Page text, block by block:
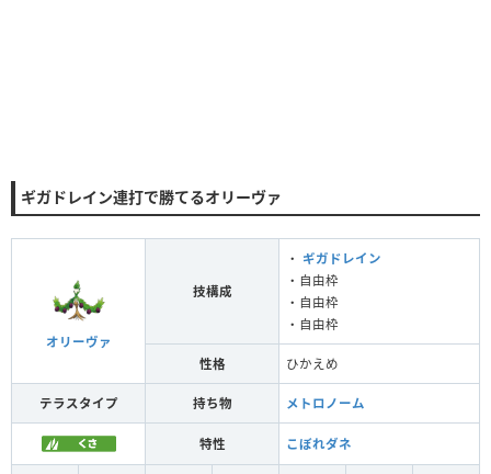
ギガドレイン連打で勝てるオリーヴァ
オリーヴァ
技構成
・ ギガドレイン
・自由枠
・自由枠
・自由枠
性格 ひかえめ
テラスタイプ 持ち物 メトロノーム
特性 こぼれダネ